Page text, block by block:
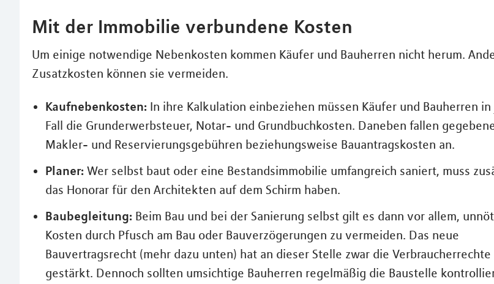
Mit der Immobilie verbundene Kosten
Um einige notwendige Nebenkosten kommen Käufer und Bauherren nicht herum.
Zusatzkosten können sie vermeiden.
Kaufnebenkosten: In ihre Kalkulation einbeziehen müssen Käufer und Bauherren in
Fall die Grunderwerbsteuer, Notar- und Grundbuchkosten. Daneben fallen
Makler- und Reservierungsgebühren beziehungsweise Bauantragskosten an.
Planer: Wer selbst baut oder eine Bestandsimmobilie umfangreich saniert, muss
das Honorar für den Architekten auf dem Schirm haben.
Baubegleitung: Beim Bau und bei der Sanierung selbst gilt es dann vor allem,
Kosten durch Pfusch am Bau oder Bauverzögerungen zu vermeiden. Das neue
Bauvertragsrecht (mehr dazu unten) hat an dieser Stelle zwar die Verbraucherrechte
gestärkt. Dennoch sollten umsichtige Bauherren regelmäßig die Baustelle